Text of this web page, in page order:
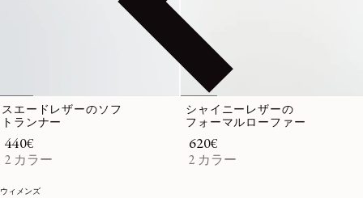
ウィメンズ
スエードレザーのソフ
トランナー
通常価格
440€
2 カラー
シャイニーレザーの
フォーマルローファー
通常価格
620€
2 カラー